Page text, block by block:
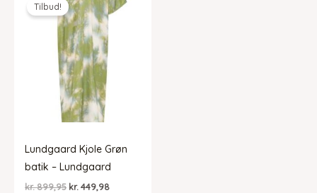
Tilbud!
Lundgaard Kjole Grøn
batik – Lundgaard
kr.899,95 Den
kr. 449,98Den